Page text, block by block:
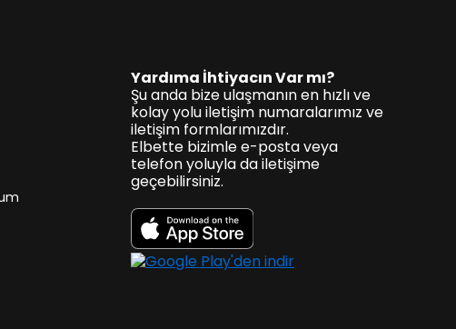
Yardıma İhtiyacın Var mı?
Şu anda bize ulaşmanın en hızlı ve
kolay yolu iletişim numaralarımız ve
iletişim formlarımızdır.
Elbette bizimle e-posta veya
telefon yoluyla da iletişime
geçebilirsiniz.